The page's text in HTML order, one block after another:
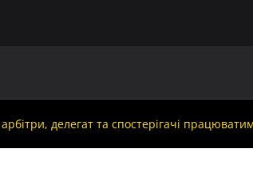
арбітри, делегат та спостерігачі